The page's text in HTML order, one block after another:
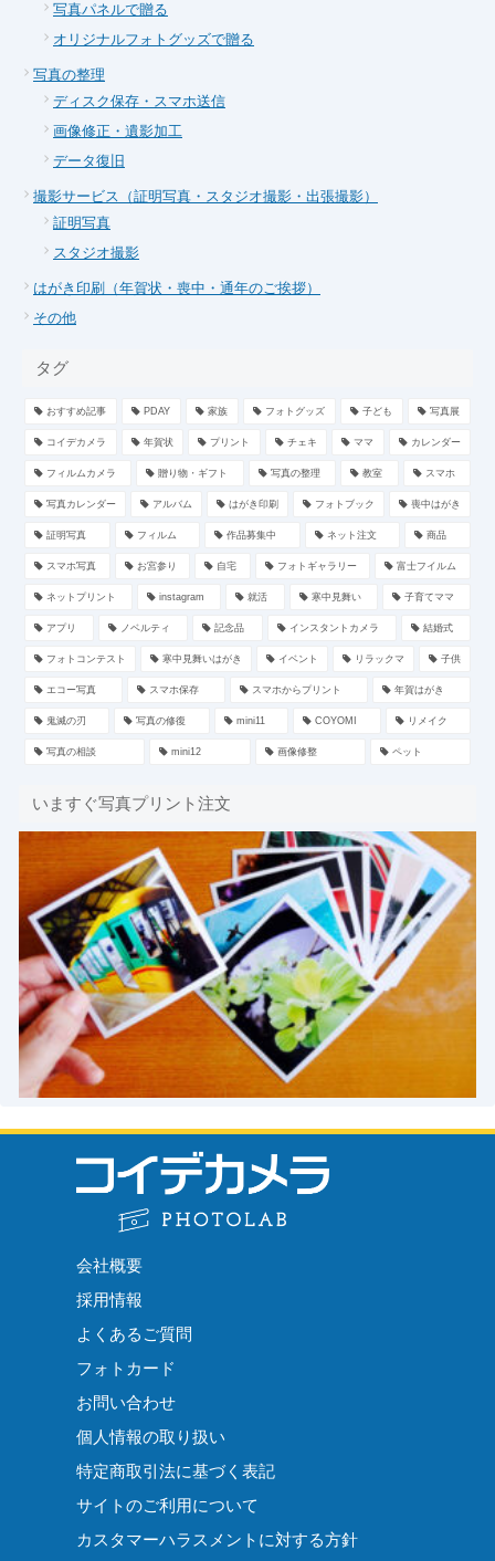
写真パネルで贈る
オリジナルフォトグッズで贈る
写真の整理
ディスク保存・スマホ送信
画像修正・遺影加工
データ復旧
撮影サービス（証明写真・スタジオ撮影・出張撮影）
証明写真
スタジオ撮影
はがき印刷（年賀状・喪中・通年のご挨拶）
その他
タグ
おすすめ記事 PDAY 家族 フォトグッズ 子ども 写真展
コイデカメラ 年賀状 プリント チェキ ママ カレンダー
フィルムカメラ 贈り物・ギフト 写真の整理 教室 スマホ
写真カレンダー アルバム はがき印刷 フォトブック 喪中はがき
証明写真 フィルム 作品募集中 ネット注文 商品
スマホ写真 お宮参り 自宅 フォトギャラリー 富士フイルム
ネットプリント instagram 就活 寒中見舞い 子育てママ
アプリ ノベルティ 記念品 インスタントカメラ 結婚式
フォトコンテスト 寒中見舞いはがき イベント リラックマ 子供
エコー写真 スマホ保存 スマホからプリント 年賀はがき
鬼滅の刃 写真の修復 mini11 COYOMI リメイク
写真の相談 mini12 画像修整 ペット
いますぐ写真プリント注文
会社概要
採用情報
よくあるご質問
フォトカード
お問い合わせ
個人情報の取り扱い
特定商取引法に基づく表記
サイトのご利用について
カスタマーハラスメントに対する方針